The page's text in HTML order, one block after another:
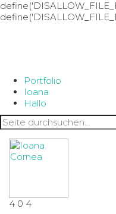
Portfolio
Ioana
Hallo
4 0 4